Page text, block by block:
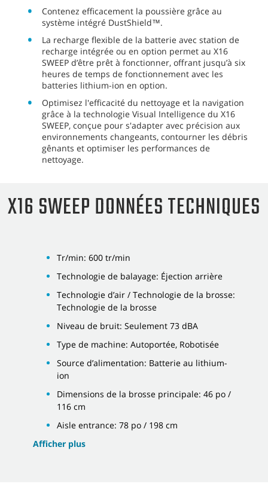
Contenez efficacement la poussière grâce au
système intégré DustShield™.
La recharge flexible de la batterie avec station de
recharge intégrée ou en option permet au X16
SWEEP d’être prêt à fonctionner, offrant jusqu’à six
heures de temps de fonctionnement avec les
batteries lithium-ion en option.
Optimisez l'efficacité du nettoyage et la navigation
grâce à la technologie Visual Intelligence du X16
SWEEP, conçue pour s'adapter avec précision aux
environnements changeants, contourner les débris
gênants et optimiser les performances de
nettoyage.
X16 SWEEP DONNÉES TECHNIQUES
Tr/min: 600 tr/min
Technologie de balayage: Éjection arrière
Technologie d’air / Technologie de la brosse:
Technologie de la brosse
Niveau de bruit: Seulement 73 dBA
Type de machine: Autoportée, Robotisée
Source d’alimentation: Batterie au lithium-
ion
Dimensions de la brosse principale: 46 po /
116 cm
Aisle entrance: 78 po / 198 cm
Afficher plus